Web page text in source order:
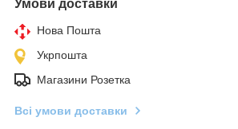
Умови доставки
Нова Пошта
Укрпошта
Магазини Розетка
Всі умови доставки